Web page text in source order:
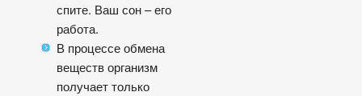
спите. Ваш сон – его
работа.
В процессе обмена
веществ организм
получает только